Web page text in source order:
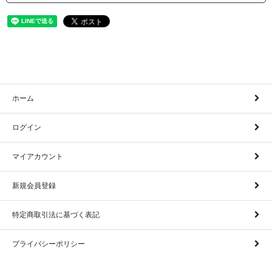
ホーム
ログイン
マイアカウント
新規会員登録
特定商取引法に基づく表記
プライバシーポリシー